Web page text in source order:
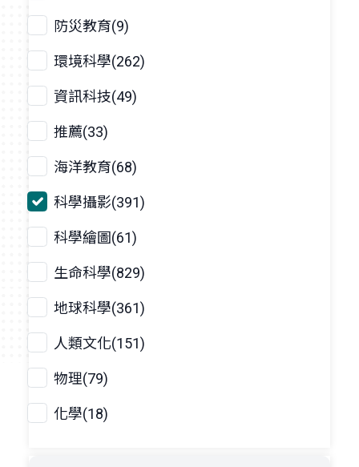
防災教育(9)
環境科學(262)
資訊科技(49)
推薦(33)
海洋教育(68)
科學攝影(391)
科學繪圖(61)
生命科學(829)
地球科學(361)
人類文化(151)
物理(79)
化學(18)